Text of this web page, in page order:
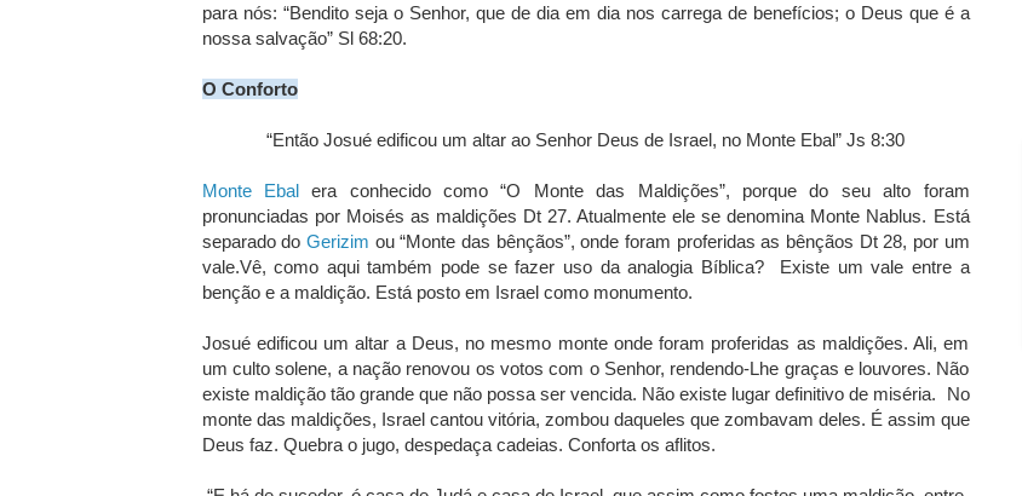
para nós: “Bendito seja o Senhor, que de dia em dia nos carrega de benefícios; o Deus que é a
nossa salvação” Sl 68:20.
O Conforto
“Então Josué edificou um altar ao Senhor Deus de Israel, no Monte Ebal” Js 8:30
Monte Ebalera conhecido como “O Monte das Maldições”, porque do seu alto foram
pronunciadas por Moisés as maldições Dt 27. Atualmente ele se denomina Monte Nablus. Está
separado do Gerizim ou “Monte das bênçãos”, onde foram proferidas as bênçãos Dt 28, por um
vale.Vê, como aqui também pode se fazer uso da analogia Bíblica? Existe um vale entre a
benção e a maldição. Está posto em Israel como monumento.
Josué edificou um altar a Deus, no mesmo monte onde foram proferidas as maldições. Ali, em
um culto solene, a nação renovou os votos com o Senhor, rendendo-Lhe graças e louvores. Não
existe maldição tão grande que não possa ser vencida. Não existe lugar definitivo de miséria. No
monte das maldições, Israel cantou vitória, zombou daqueles que zombavam deles. É assim que
Deus faz. Quebra o jugo, despedaça cadeias. Conforta os aflitos.